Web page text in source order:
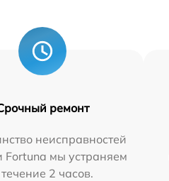
ремонт
неисправностей
Fortuna мы устраняем
2 часов.